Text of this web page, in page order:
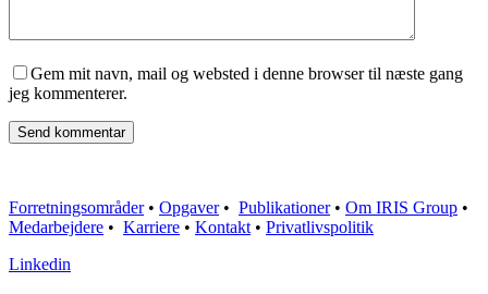
Gem mit navn, mail og websted i denne browser til næste gang
jeg kommenterer.
Send kommentar
Forretningsområder• Opgaver• Publikationer• Om IRIS Group •
Medarbejdere • Karriere • Kontakt • Privatlivspolitik
Linkedin